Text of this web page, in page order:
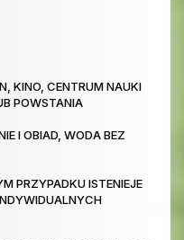
KINO, CENTRUM NAUKI
POWSTANIA
I OBIAD, WODA BEZ
PRZYPADKU ISTENIEJE